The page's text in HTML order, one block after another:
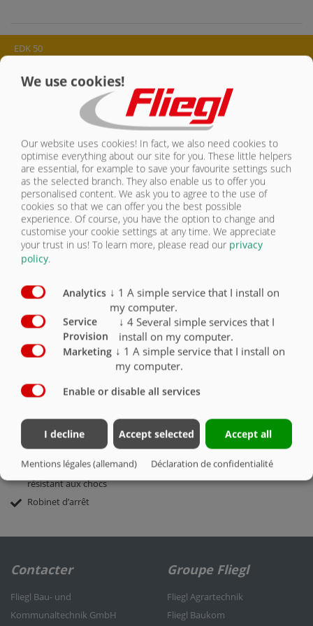
EDK 50
ÉQUIPEMENT DE SÉRIE
ÉQUIPEMENT DE SÉRIE
CHÂSSIS
CAISSE
ÉCLAIRAGE/SÉCURITÉ
PNEUMATIQUES
EDK 50 | ÉQUIPEMENT DE SÉRIE
Châssis à 1 essieu
Poids total admis 5500 kg (correspond à une charge par essieu de
4500 kg plus une charge d’appui de 1000 kg)
Hauteur d’attelage env. 700 mm
Pont 3500 mm x 1820 mm, ranchers d’angle enfichables, fond
entièrement en acier en une seule pièce, verrouillage centralisé à
l’arrière, cadre de pont en supports en profilés creux haute
qualité, peint gris Nova
Ridelle de fond 400 mm, trappe à céréales 300 mm x 200 mm,
ridelles en acier (sablées, colorées et revêtement par poudre vert
Châssis porteur en profilés creux galvanisé - sans suspension
1 essieu freiné, voie 1450 mm
Frein à inertie - retour automatique
Flèche droite pour attelage haut
Œillet de traction DIN 40 (Ø 40 mm)
Pneumatiques 11.5/80-15.3 10 PR
agricole et forestier
Vérin de bennage à course de 1200 mm
2 phares 5 fonctions sans support d’éclairage 12 V avec verre
résistant aux chocs
Robinet d’arrêt
Contacter
Fliegl Bau- und
Kommunaltechnik GmbH
Groupe Fliegl
Fliegl Agrartechnik
Fliegl Baukom
We use cookies!
Our website uses cookies! In fact, we also need cookies to
optimise everything about our site for you. These little helpers
are essential, for example to save your favourite settings such
as the selected branch. They also enable us to offer you
personalised content. We ask you to agree to the use of
cookies so that we can offer you the best possible
experience. Of course, you have the option to change and
customise your cookie settings at any time. We appreciate
your trust in us! To learn more, please read our privacy
policy.
Analytics ↓ 1 A simple service that I install on
my computer.
Service
Provision
↓ 4 Several simple services that I
install on my computer.
Marketing ↓ 1 A simple service that I install on
my computer.
Enable or disable all services
I decline Accept selected Accept all
Mentions légales (allemand) Déclaration de confidentialité